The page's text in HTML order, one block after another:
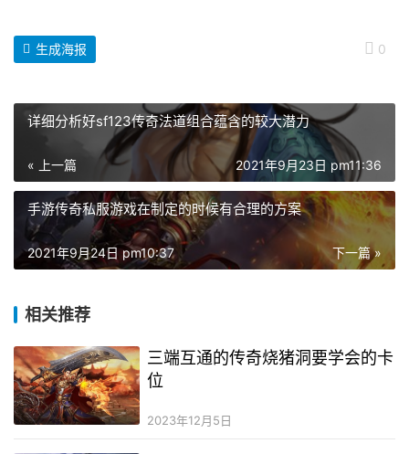
0
生成海报
详细分析好sf123传奇法道组合蕴含的较大潜力
« 上一篇 2021年9月23日 pm11:36
手游传奇私服游戏在制定的时候有合理的方案
下一篇 »
2021年9月24日 pm10:37
相关推荐
三端互通的传奇烧猪洞要学会的卡
位
2023年12月5日